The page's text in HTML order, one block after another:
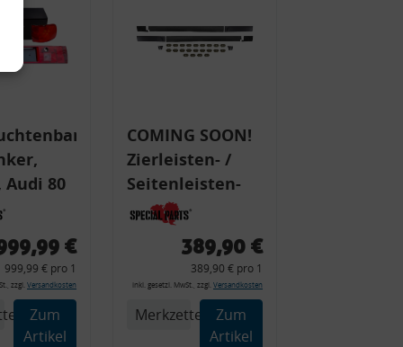
Audi 80
89,
+
€
999,99 € pro 1
zzgl. Versandkosten
Zum
Artikel
COMING SOON!
Zierleisten- /
Seitenleisten-
Set, Audi 80
Cabrio, Coupe,
Zierleiste, 2x
Kappe, Clipse,
Montagewerkzeug)
389,90 €
389,90 € pro 1
inkl. gesetzl. MwSt., zzgl. Versandkosten
Merkzettel
Zum
Artikel